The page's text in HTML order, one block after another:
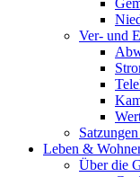
Ver- und
Leben &
Über die